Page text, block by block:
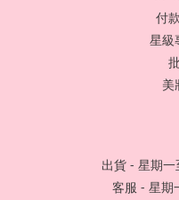
付
星級
美
出貨 - 星期
客服 - 星期